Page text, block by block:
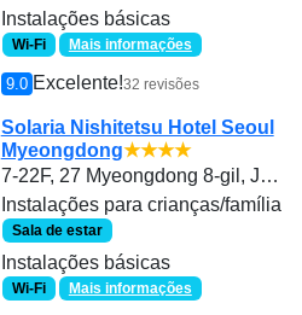
Instalações básicas
Wi-Fi Mais informações
9.0 Excelente!32 revisões
Solaria Nishitetsu Hotel Seoul
Myeongdong★★★★
7-22F, 27 Myeongdong 8-gil, Jung-gu
Instalações para crianças/família
Sala de estar
Instalações básicas
Wi-Fi Mais informações